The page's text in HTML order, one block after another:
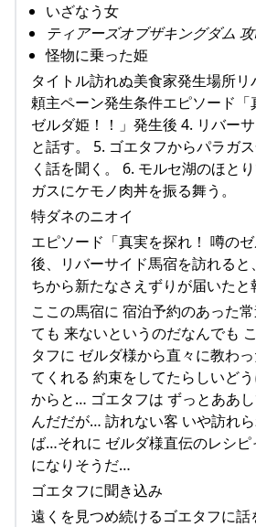
いざなう女
ティアーズオブザキングダム 攻
怪物に乗った姫
タイトル訪れぬ美食家発生場所
頼主ペーン発生条件エピソード
ゼルダ姫！！」発生後 4. リバー
と話す。 5. ゴエタフからパラガ
く話を聞く。 6. モルセ湖のほと
ガスにケモノ肉丼を振る舞う。
特ダネのニオイ
エピソード「真実を探れ！ 噂の
後、リバーサイド馬宿を訪れると
ちから新たなさえずりが届いたと
ここの馬宿に 宿泊予約のあった
ても 来ないというのだなんでも
タフに ゼルダ様から直々に教わ
てくれる 約束をしてたらしいど
からと… ゴエタフは ずっとああ
んだだが… 訪れない客 いや訪れ
ば…それに ゼルダ様直伝のレシピ
になりそうだ…
ゴエタフに聞き込み
遠くを見つめ続けるゴエタフに話